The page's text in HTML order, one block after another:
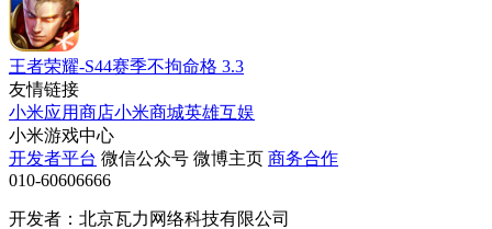
王者荣耀-S44赛季不拘命格 3.3
友情链接
小米应用商店小米商城英雄互娱
小米游戏中心
开发者平台 微信公众号 微博主页 商务合作
010-60606666
开发者：北京瓦力网络科技有限公司